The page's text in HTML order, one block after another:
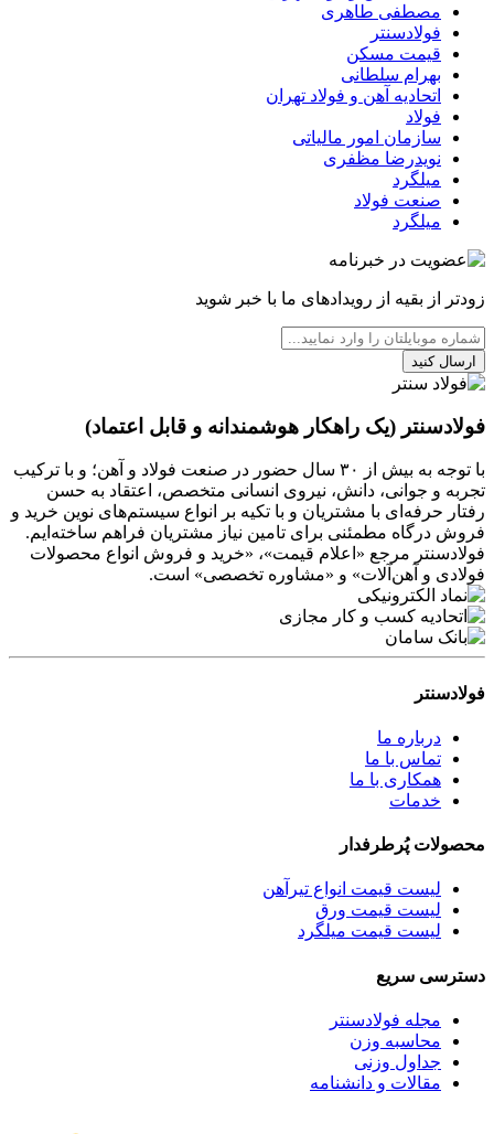
مصطفی طاهری
فولادسنتر
قیمت مسکن
بهرام سلطانی
اتحادیه آهن و فولاد تهران
فولاد
سازمان امور مالیاتی
نویدرضا مظفری
میلگرد
صنعت فولاد
میلگرد
زودتر از بقیه از رویدادهای ما با خبر شوید
ارسال کنید
فولادسنتر (یک راهکار هوشمندانه و قابل اعتماد)
با توجه به بیش از ۳۰ سال حضور در صنعت فولاد و آهن؛ و با ترکیب
تجربه و جوانی، دانش، نیروی انسانی متخصص، اعتقاد به حسن
رفتار حرفه‌ای با مشتریان و با تکیه بر انواع سیستم‌های نوین خرید و
فروش درگاه مطمئنی برای تامین نیاز مشتریان فراهم ساخته‌ایم.
فولادسنتر مرجع «اعلام قیمت»، «خرید و فروش انواع محصولات
فولادی و آهن‌آلات» و «مشاوره تخصصی» است.
فولادسنتر
درباره ما
تماس با ما
همکاری با ما
خدمات
محصولات پُرطرفدار
لیست قیمت انواع تیرآهن
لیست قیمت ورق
لیست قیمت میلگرد
دسترسی سریع
مجله فولادسنتر
محاسبه وزن
جداول وزنی
مقالات و دانشنامه